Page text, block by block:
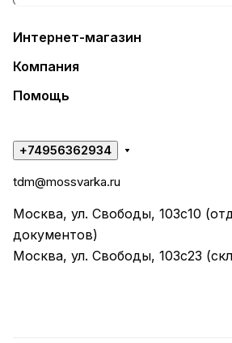
Интернет-магазин
Компания
Помощь
+74956362934
tdm@mossvarka.ru
Москва, ул. Свободы, 103с10
документов)
Москва, ул. Свободы, 103с23